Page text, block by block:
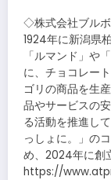
◇株式会社ブル
1924年に新潟県
「ルマンド」や
に、チョコレー
ゴリの商品を生
品やサービスの
る活動を推進し
っしょに。」の
め、2024年に創
https://